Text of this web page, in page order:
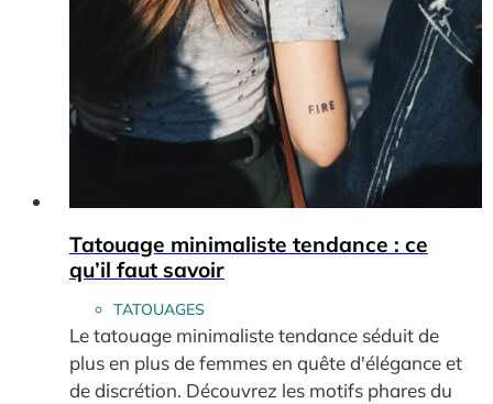
Tatouage minimaliste tendance : ce
qu’il faut savoir
TATOUAGES
Le tatouage minimaliste tendance séduit de
plus en plus de femmes en quête d'élégance et
de discrétion. Découvrez les motifs phares du